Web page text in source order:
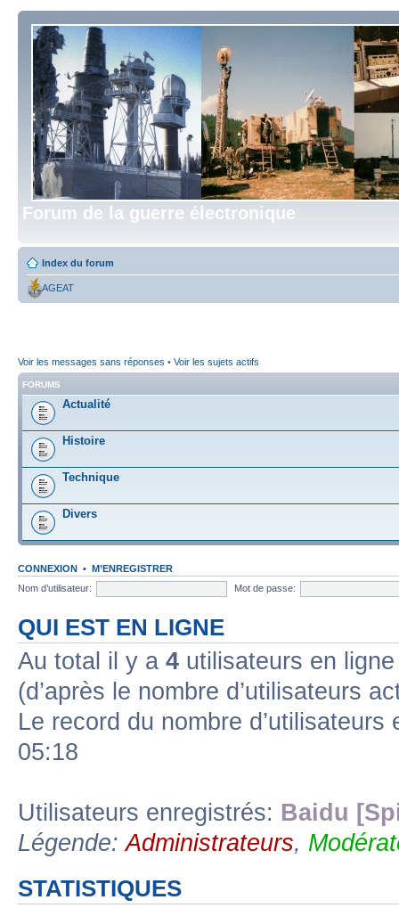
Forum de la guerre électronique
Index du forum
AGEAT
Voir les messages sans réponses • Voir les sujets actifs
FORUMS
Actualité
Histoire
Technique
Divers
CONNEXION • M’ENREGISTRER
Nom d’utilisateur:
Mot de passe:
QUI EST EN LIGNE
Au total il y a 4 utilisateurs en
(d’après le nombre d’utilisateurs
Le record du nombre
05:18
Utilisateurs enregistrés: Baidu
Légende:Administrateurs,
STATISTIQUES